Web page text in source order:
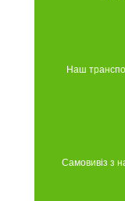
Наш
Самовивіз з